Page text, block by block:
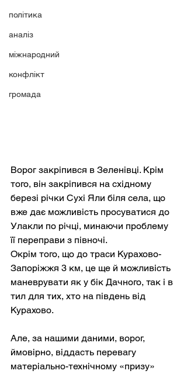
політика
аналіз
міжнародний
конфлікт
громада
Ворог закріпився в Зеленівці. Крім
того, він закріпився на східному
березі річки Сухі Яли біля села, що
вже дає можливість просуватися до
Улакли по річці, минаючи проблему
її переправи з півночі.
Окрім того, що до траси Курахово-
Запоріжжя 3 км, це ще й можливість
маневрувати як у бік Дачного, так і в
тил для тих, хто на південь від
Курахово.
Але, за нашими даними, ворог,
ймовірно, віддасть перевагу
матеріально-технічному «призу»